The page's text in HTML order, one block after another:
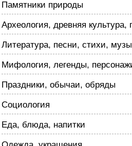
Памятники природы
Археология, древняя культура,
Литература, песни, стихи,
Мифология, легенды,
Праздники, обычаи, обряды
Социология
Еда, блюда, напитки